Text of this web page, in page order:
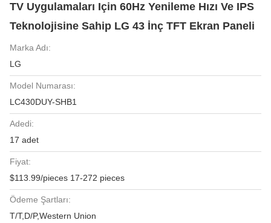
TV Uygulamaları Için 60Hz Yenileme Hızı Ve IPS
Teknolojisine Sahip LG 43 İnç TFT Ekran Paneli
Marka Adı:
LG
Model Numarası:
LC430DUY-SHB1
Adedi:
17 adet
Fiyat:
$113.99/pieces 17-272 pieces
Ödeme Şartları:
T/T,D/P,Western Union